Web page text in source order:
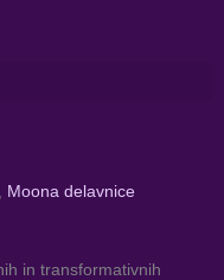
, Moona delavnice
in transformativnih